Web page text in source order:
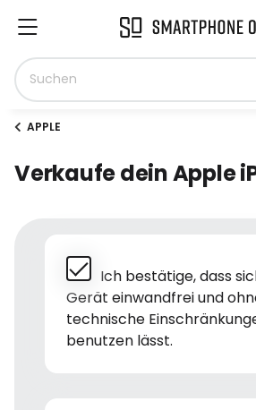
APPLE
Verkaufe dein Apple
Ich bestätige, dass
Gerät einwandfrei und
technische
benutzen lässt.